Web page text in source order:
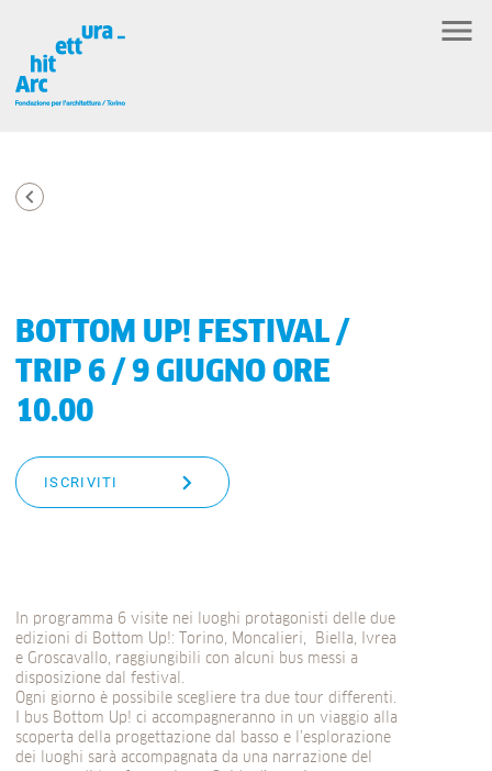
BOTTOM UP! FESTIVAL /
TRIP 6 / 9 GIUGNO ORE
10.00
ISCRIVITI
In programma 6 visite nei luoghi protagonisti delle due
edizioni di Bottom Up!: Torino, Moncalieri, Biella, Ivrea
e Groscavallo, raggiungibili con alcuni bus messi a
disposizione dal festival.
Ogni giorno è possibile scegliere tra due tour differenti.
I bus Bottom Up! ci accompagneranno in un viaggio alla
scoperta della progettazione dal basso e l’esplorazione
dei luoghi sarà accompagnata da una narrazione del